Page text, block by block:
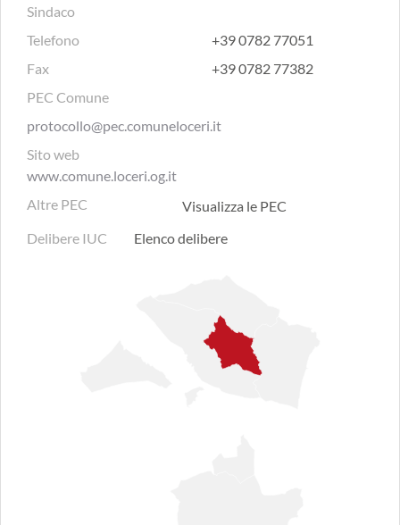
Sindaco
Telefono
+39 0782 77051
Fax
+39 0782 77382
PEC Comune
protocollo@pec.comuneloceri.it
Sito web
www.comune.loceri.og.it
Altre PEC
Visualizza le PEC
Delibere IUC
Elenco delibere